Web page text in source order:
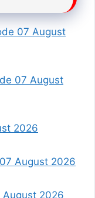
07 August
07 August
2026
August 2026
August 2026